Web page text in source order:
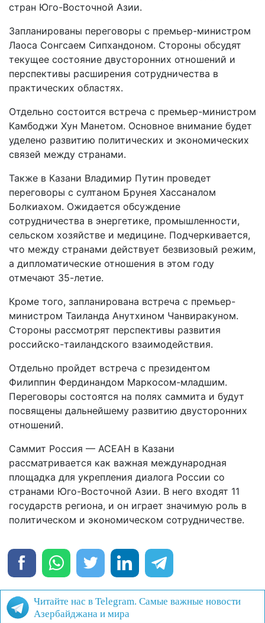
стран Юго-Восточной Азии.
Запланированы переговоры с премьер-министром
Лаоса Сонгсаем Сипхандоном. Стороны обсудят
текущее состояние двусторонних отношений и
перспективы расширения сотрудничества в
практических областях.
Отдельно состоится встреча с премьер-министром
Камбоджи Хун Манетом. Основное внимание будет
уделено развитию политических и экономических
связей между странами.
Также в Казани Владимир Путин проведет
переговоры с султаном Брунея Хассаналом
Болкиахом. Ожидается обсуждение
сотрудничества в энергетике, промышленности,
сельском хозяйстве и медицине. Подчеркивается,
что между странами действует безвизовый режим,
а дипломатические отношения в этом году
отмечают 35-летие.
Кроме того, запланирована встреча с премьер-
министром Таиланда Анутхином Чанвиракуном.
Стороны рассмотрят перспективы развития
российско-таиландского взаимодействия.
Отдельно пройдет встреча с президентом
Филиппин Фердинандом Маркосом-младшим.
Переговоры состоятся на полях саммита и будут
посвящены дальнейшему развитию двусторонних
отношений.
Саммит Россия — АСЕАН в Казани
рассматривается как важная международная
площадка для укрепления диалога России со
странами Юго-Восточной Азии. В него входят 11
государств региона, и он играет значимую роль в
политическом и экономическом сотрудничестве.
Читайте нас в Telegram. Самые важные новости
Азербайджана и мира